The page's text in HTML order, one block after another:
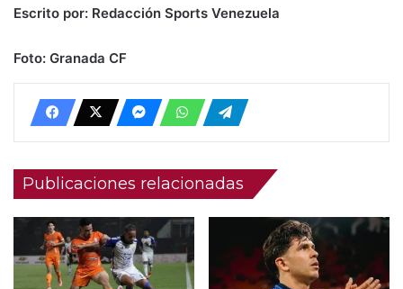
Escrito por: Redacción Sports Venezuela
Foto: Granada CF
Publicaciones relacionadas